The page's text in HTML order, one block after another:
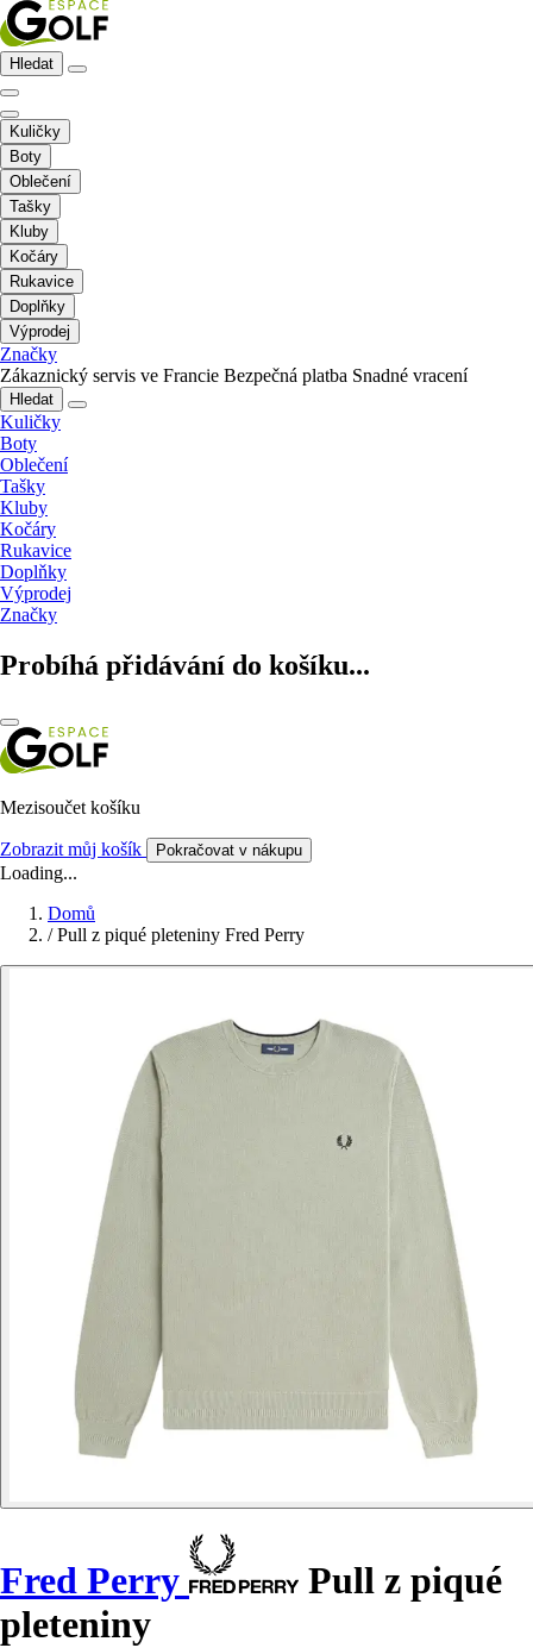
Hledat
Kuličky
Boty
Oblečení
Tašky
Kluby
Kočáry
Rukavice
Doplňky
Výprodej
Značky
Zákaznický servis ve Francie Bezpečná platba Snadné vracení
Hledat
Kuličky
Boty
Oblečení
Tašky
Kluby
Kočáry
Rukavice
Doplňky
Výprodej
Značky
Probíhá přidávání do košíku...
Mezisoučet košíku
Zobrazit můj košík Pokračovat v nákupu
Loading...
Domů
/ Pull z piqué pleteniny Fred Perry
Fred Perry
Pull z piqué
pleteniny